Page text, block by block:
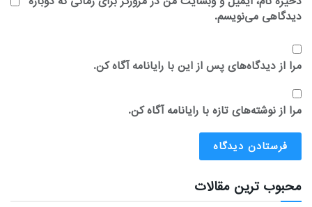
دیدگاهی می‌نویسم.
مرا از دیدگاه‌های پس از این با رایانامه آگاه کن.
مرا از نوشته‌های تازه با رایانامه آگاه کن.
محبوب ترین مقالات